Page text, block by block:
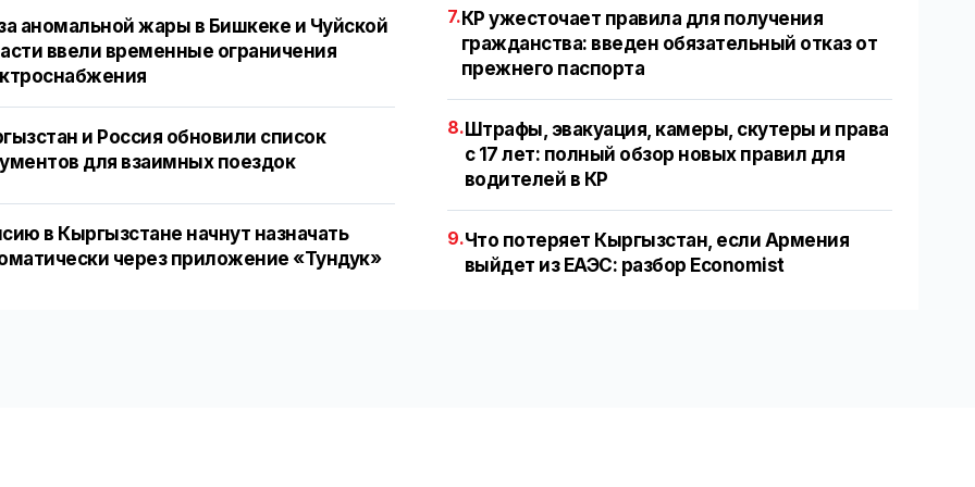
аномальной жары в Бишкеке и Чуйской
ввели временные ограничения
и Россия обновили список
для взаимных поездок
в Кыргызстане начнут назначать
через приложение «Тундук»
7. КР ужесточает правила для получения
гражданства: введен обязательный отказ от
прежнего паспорта
8. Штрафы, эвакуация, камеры, скутеры и права
с 17 лет: полный обзор новых правил для
водителей в КР
9.Что потеряет Кыргызстан, если Армения
выйдет из ЕАЭС: разбор Economist